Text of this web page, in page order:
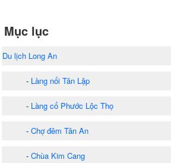
Mục lục
Du lịch Long An
- Làng nổi Tân Lập
- Làng cổ Phước Lộc Thọ
- Chợ đêm Tân An
- Chùa Kim Cang